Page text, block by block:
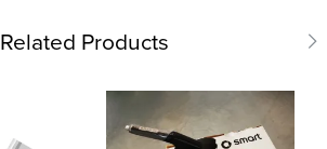
Related Products